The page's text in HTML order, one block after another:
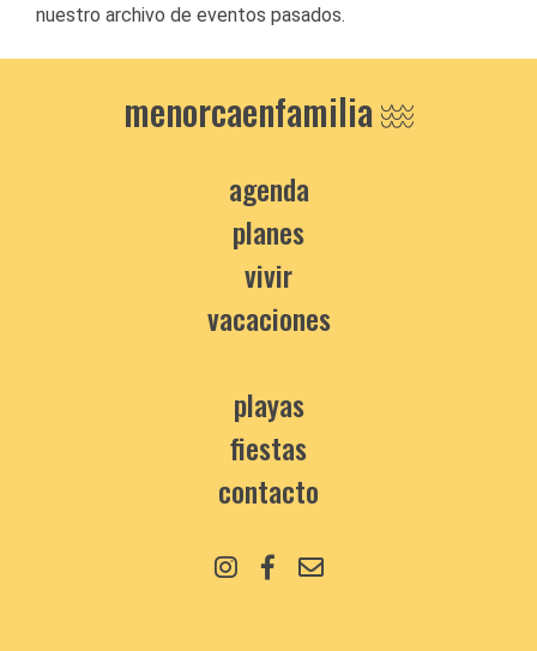
nuestro archivo de eventos pasados.
menorcaenfamilia
agenda
planes
vivir
vacaciones
playas
fiestas
contacto